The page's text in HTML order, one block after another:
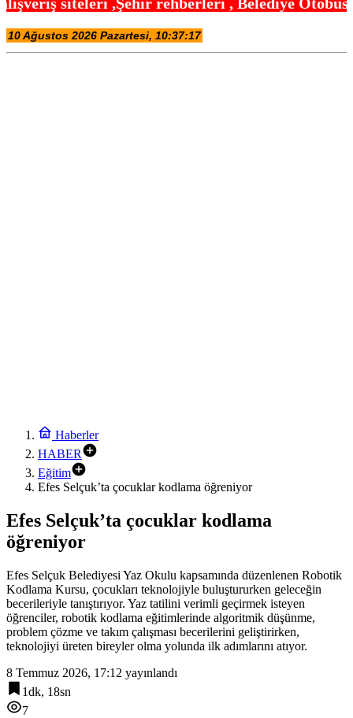
düzeyde
10:00
TMSF, Kayapalı Nilüfer’in 95 aracını satışa çıkarıyor! Muhammen
bedel belli oldu
Şehit aileleri ve gazilere müjde! Teklif yasalaştı
10:30
Mersin’de hayat kurtaran OED cihazı eğitimi
Haberler
HABER
Eğitim
Efes Selçuk’ta çocuklar kodlama öğreniyor
Efes Selçuk’ta çocuklar kodlama
öğreniyor
Efes Selçuk Belediyesi Yaz Okulu kapsamında düzenlenen Robotik
Kodlama Kursu, çocukları teknolojiyle buluştururken geleceğin
becerileriyle tanıştırıyor. Yaz tatilini verimli geçirmek isteyen
öğrenciler, robotik kodlama eğitimlerinde algoritmik düşünme,
problem çözme ve takım çalışması becerilerini geliştirirken,
teknolojiyi üreten bireyler olma yolunda ilk adımlarını atıyor.
8 Temmuz 2026, 17:12 yayınlandı
1dk, 18sn
7